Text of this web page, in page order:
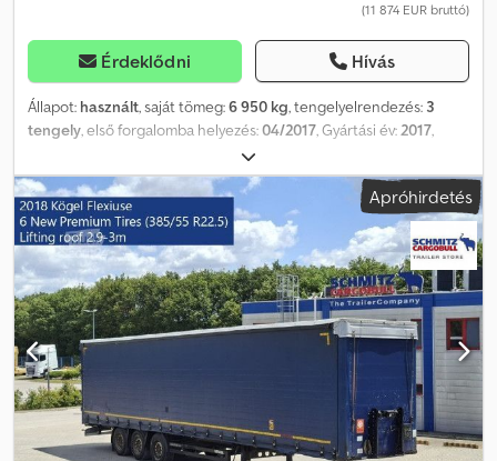
(11 874 EUR bruttó)
Érdeklődni Hívás
Állapot: használt, saját tömeg:6 950 kg, tengelyelrendezés: 3
tengely , első forgalomba helyezés:04/2017 , Gyártási év: 2017
Saját tömeg: 6950 kg. Kérjük, tekintse meg weboldalunkon a
kínálatunkba tartozó összes jármű listáját. Finanszírozásra van
szüksége? Személyre szabott finanszírozási megoldásokat, teljes
körű szervizcsomagokat és telematikai szolgáltatásokat kínálunk.
Szívesen állunk rendelkezésére személyes tanácsadással. Cjdpfx
Aaszkmgvjhsrf
Apróhirdetés